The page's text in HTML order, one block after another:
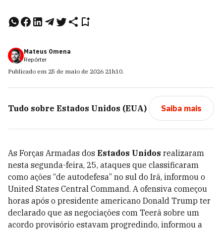
Mateus Omena
Repórter
Publicado em 25 de maio de 2026 21h10.
Tudo sobre Estados Unidos (EUA) Saiba mais
As Forças Armadas dos Estados Unidos realizaram
nesta segunda-feira, 25, ataques que classificaram
como ações “de autodefesa” no sul do Irã, informou o
United States Central Command. A ofensiva começou
horas após o presidente americano Donald Trump ter
declarado que as negociações com Teerã sobre um
acordo provisório estavam progredindo, informou a